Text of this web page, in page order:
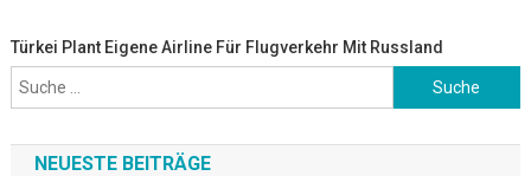
Türkei Plant Eigene Airline Für Flugverkehr Mit Russland
Suche
nach:
NEUESTE BEITRÄGE